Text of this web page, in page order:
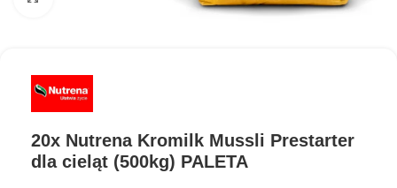
20x Nutrena Kromilk Mussli Prestarter
dla cieląt (500kg) PALETA